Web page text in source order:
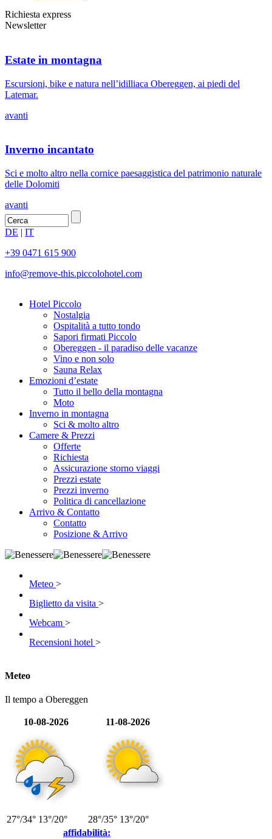
Richiesta express
Newsletter
Estate in montagna
Escursioni, bike e natura nell’idilliaca Obereggen, ai piedi del
Latemar.
avanti
Inverno incantato
Sci e molto altro nella cornice paesaggistica del patrimonio naturale
delle Dolomiti
avanti
DE | IT
+39 0471 615 900
info@remove-this.piccolohotel.com
Hotel Piccolo
Nostalgia
Ospitalità a tutto tondo
Sapori firmati Piccolo
Obereggen - il paradiso delle vacanze
Vino e non solo
Sauna Relax
Emozioni d’estate
Tutto il bello della montagna
Moto
Inverno in montagna
Sci & molto altro
Camere & Prezzi
Offerte
Richiesta
Assicurazione storno viaggi
Prezzi estate
Prezzi inverno
Politica di cancellazione
Arrivo & Contatto
Contatto
Posizione & Arrivo
Meteo >
Biglietto da visita >
Webcam >
Recensioni hotel >
Meteo
Il tempo a Obereggen
10-08-2026 11-08-2026
affidabilità:
27°/34° 13°/20° 28°/35° 13°/20°